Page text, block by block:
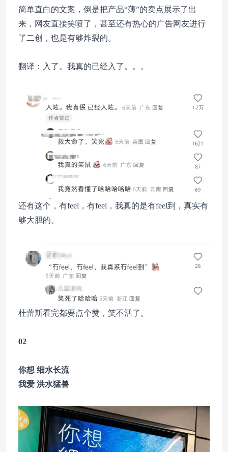
简单直白的文案，倒是把产品“薄”的卖点展示了出
来，网友直接笑喷了，甚至还有热心的广告网友进行
了二创，也是有够炸裂的。
翻译：入了。我真的已经入了。。。
还有这个，有feel，有feel，我真的是有feel到，真实有
够大胆的。
杜蕾斯看完都要点个赞，笑不活了。
02
你想 细水长流
我爱 洪水猛兽